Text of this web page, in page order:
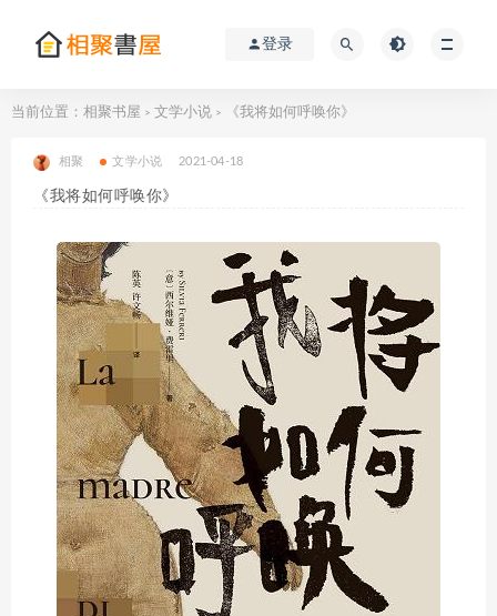
登录
当前位置： 相聚书屋 > 文学小说 > 《我将如何呼唤你》
相聚 文学小说 2021-04-18
《我将如何呼唤你》